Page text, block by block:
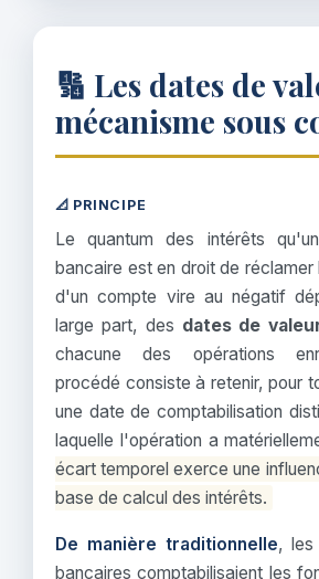
🔢 Les dates de
mécanisme sous
📐 PRINCIPE
Le quantum des intérêts
bancaire est en droit de réclamer
d'un compte vire au négatif
large part, des dates de
chacune des opérations
procédé consiste à retenir, pour
une date de comptabilisation
laquelle l'opération a
écart temporel exerce une
base de calcul des intérêts.
De manière traditionnelle, les
bancaires comptabilisaient les